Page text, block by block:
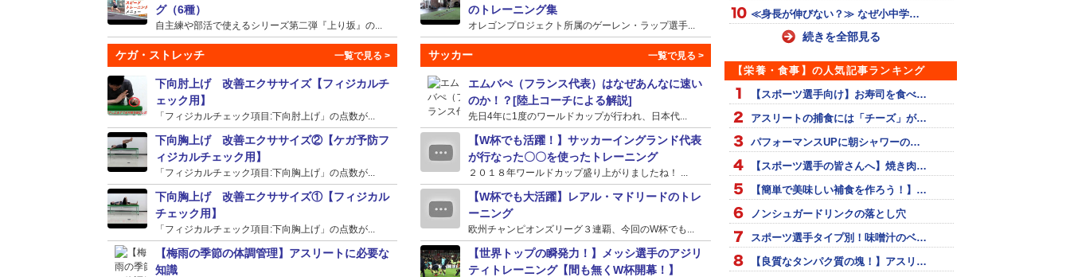
グ（6種）
自主練や部活で使えるシリーズ第二弾『上り坂』の...
のトレーニング集
オレゴンプロジェクト所属のゲーレン・ラップ選手...
ケガ・ストレッチ
下向肘上げ 改善エクササイズ【フィジカルチ
ェック用】
「フィジカルチェック項目:下向肘上げ」の点数が...
下向胸上げ 改善エクササイズ②【ケガ予防フ
ィジカルチェック用】
「フィジカルチェック項目:下向胸上げ」の点数が...
下向胸上げ 改善エクササイズ①【フィジカル
チェック用】
「フィジカルチェック項目:下向胸上げ」の点数が...
【梅雨の季節の体調管理】アスリートに必要な
知識
サッカー
エムバぺ（フランス代表）はなぜあんなに速い
のか！？[陸上コーチによる解説]
先日4年に1度のワールドカップが行われ、日本代...
【W杯でも活躍！】サッカーイングランド代表
が行なった〇〇を使ったトレーニング
２０１８年ワールドカップ盛り上がりましたね！ ...
【W杯でも大活躍】レアル・マドリードのトレ
ーニング
欧州チャンピオンズリーグ３連覇、今回のW杯でも...
【世界トップの瞬発力！】メッシ選手のアジリ
ティトレーニング【間も無くW杯開幕！】
≪身長が伸びない？≫ なぜ小中学…
続きを全部見る
【栄養・食事】の人気記事ランキング
【スポーツ選手向け】お寿司を食べ…
アスリートの捕食には「チーズ」が…
パフォーマンスUPに朝シャワーの…
【スポーツ選手の皆さんへ】焼き肉…
【簡単で美味しい補食を作ろう！】…
ノンシュガードリンクの落とし穴
スポーツ選手タイプ別！味噌汁のベ…
【良質なタンパク質の塊！】アスリ…